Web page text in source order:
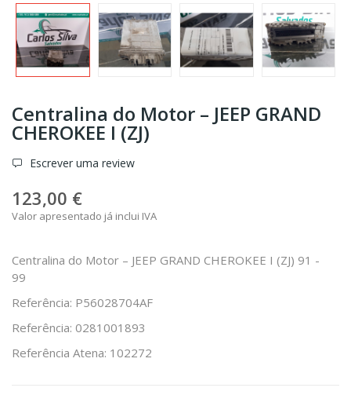
Centralina do Motor – JEEP GRAND
CHEROKEE I (ZJ)
Escrever uma review
123,00 €
Valor apresentado já inclui IVA
Centralina do Motor – JEEP GRAND CHEROKEE I (ZJ) 91 -
99
Referência: P56028704AF
Referência: 0281001893
Referência Atena: 102272